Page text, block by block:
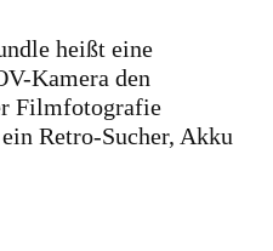
heißt eine
Kamera den
Filmfotografie
Retro-Sucher, Akku